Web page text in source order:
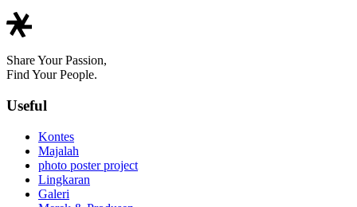
Share Your Passion,
Find Your People.
Useful
Kontes
Majalah
photo poster project
Lingkaran
Galeri